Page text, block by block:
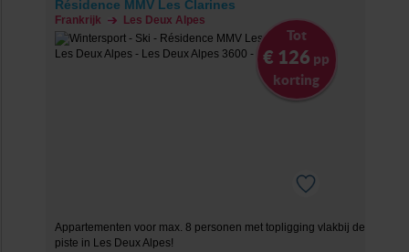
Résidence MMV Les Clarines
Frankrijk Les Deux Alpes
Tot
€ 126 pp
korting
Appartementen voor max. 8 personen met topligging vlakbij de
piste in Les Deux Alpes!